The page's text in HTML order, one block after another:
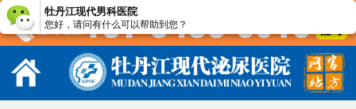
牡丹江现代男科医院
您好，请问有什么可以帮助到您？